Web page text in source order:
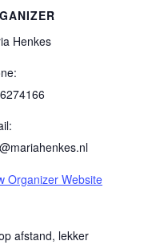
afstand, lekker
Henkes
Organizer Website